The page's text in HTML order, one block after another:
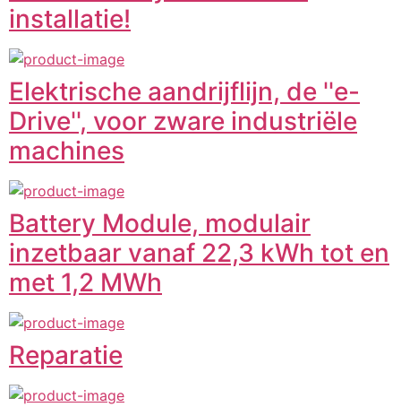
installatie!
Elektrische aandrijflijn, de ''e-
Drive'', voor zware industriële
machines
Battery Module, modulair
inzetbaar vanaf 22,3 kWh tot en
met 1,2 MWh
Reparatie